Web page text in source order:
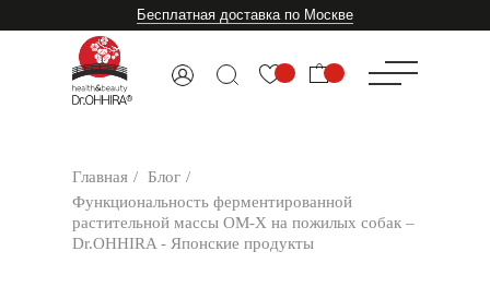
Бесплатная доставка по Москве
Главная / Блог /
Функциональность ферментированной
растительной массы ОМ-Х на пожилых собак –
Dr.OHHIRA - Японские продукты